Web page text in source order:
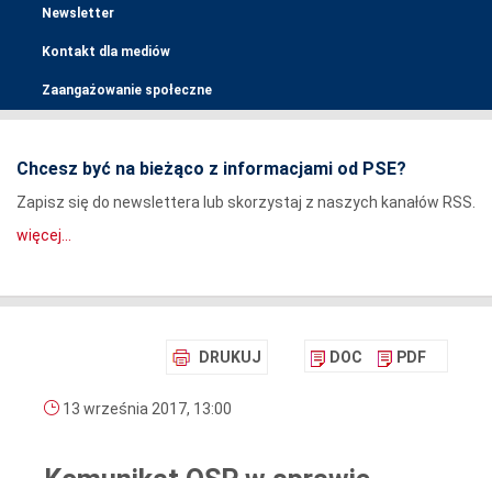
Newsletter
Kontakt dla mediów
Zaangażowanie społeczne
Chcesz być na bieżąco z informacjami od PSE?
Zapisz się do newslettera lub skorzystaj z naszych kanałów RSS.
więcej...
DRUKUJ DOC PDF
13 września 2017, 13:00